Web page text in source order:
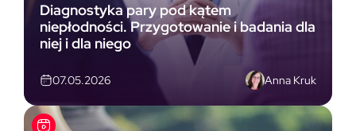
Diagnostyka pary pod kątem
niepłodności. Przygotowanie i badania dla
niej i dla niego
07.05.2026 Anna Kruk